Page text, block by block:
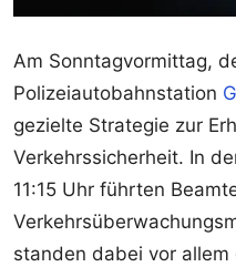
Am Sonntagvormittag,
Polizeiautobahnstation
gezielte Strategie zur
Verkehrssicherheit. In
11:15 Uhr führten
standen dabei vor